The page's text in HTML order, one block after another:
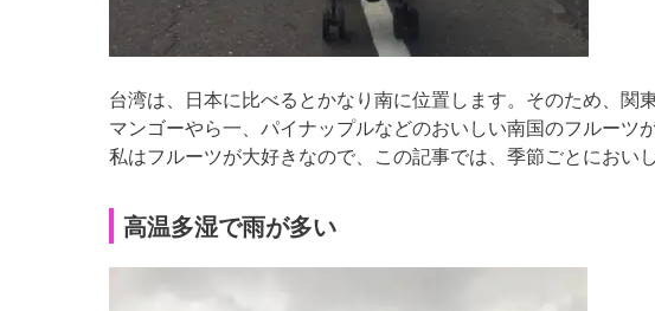
台湾は、日本に比べるとかなり南に位置します。そのため、関
マンゴーやら一、パイナップルなどのおいしい南国のフルーツ
私はフルーツが大好きなので、この記事では、季節ごとにおい
高温多湿で雨が多い